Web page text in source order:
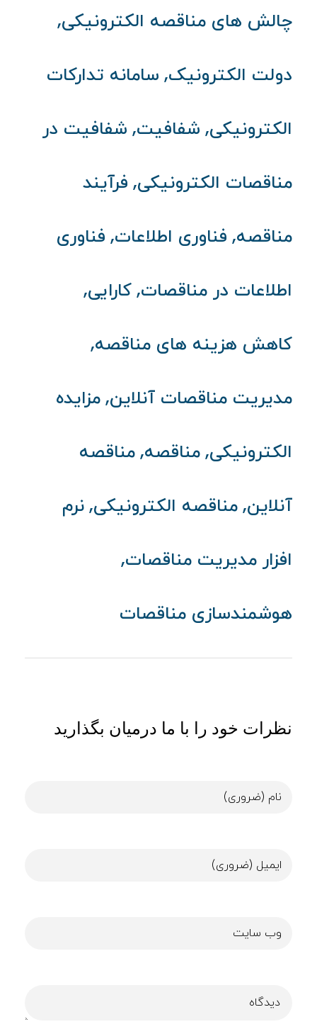
چالش‌ های مناقصه الکترونیکی,
دولت الکترونیک, سامانه تدارکات
الکترونیکی, شفافیت, شفافیت در
مناقصات الکترونیکی, فرآیند
مناقصه, فناوری اطلاعات, فناوری
اطلاعات در مناقصات, کارایی,
کاهش هزینه‌ های مناقصه,
مدیریت مناقصات آنلاین, مزایده
الکترونیکی, مناقصه, مناقصه
آنلاین, مناقصه الکترونیکی, نرم‌
افزار مدیریت مناقصات,
هوشمندسازی مناقصات
نظرات خود را با ما درمیان بگذارید